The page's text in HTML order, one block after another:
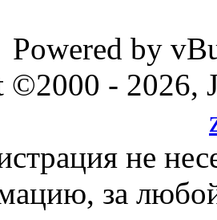
Powered by
- 2026,
не
за любой